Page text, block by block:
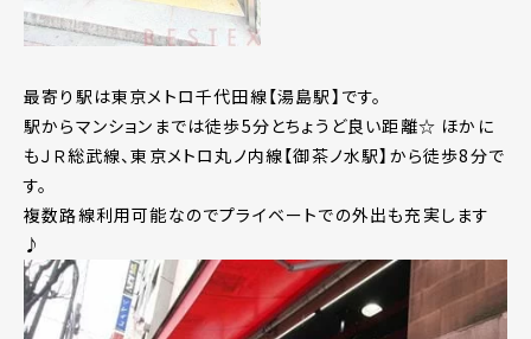
最寄り駅は東京メトロ千代田線【湯島駅】です。
駅からマンションまでは徒歩5分とちょうど良い距離☆ ほかに
もＪＲ総武線、東京メトロ丸ノ内線【御茶ノ水駅】から徒歩8分で
す。
複数路線利用可能なのでプライベートでの外出も充実します
♪